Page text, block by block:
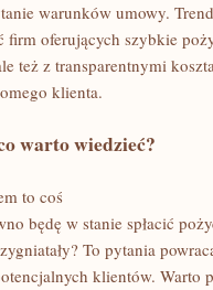
warunków umowy.
firm oferujących szybkie
też z transparentnymi
klienta.
warto wiedzieć?
to coś
będę w stanie spłacić
To pytania
klientów. Warto